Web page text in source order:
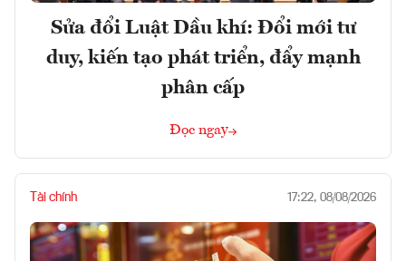
Sửa đổi Luật Dầu khí: Đổi mới tư
duy, kiến tạo phát triển, đẩy mạnh
phân cấp
Đọc ngay
Tài chính 17:22, 08/08/2026